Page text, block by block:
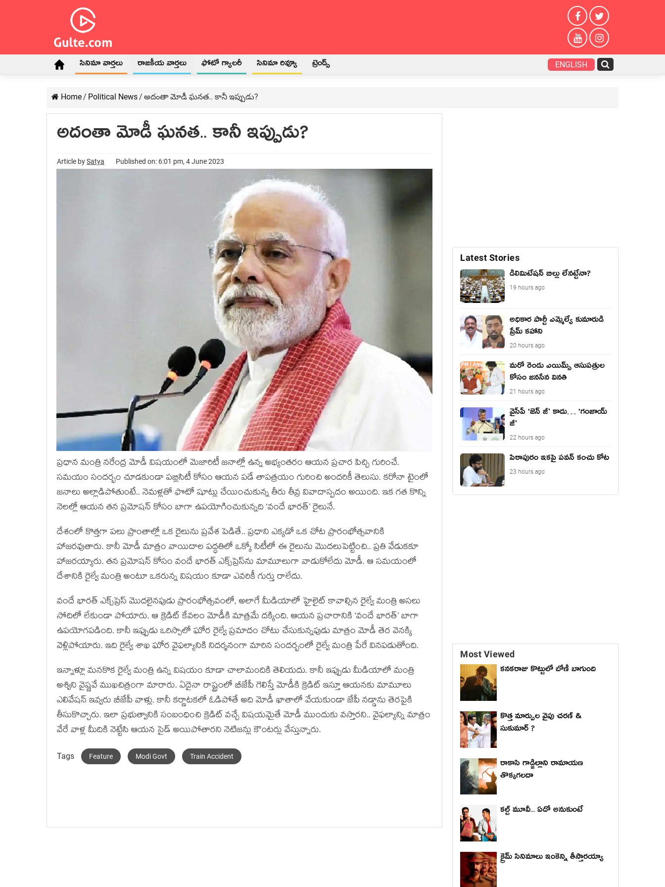
సినిమా వార్తలు రాజకీయ వార్తలు ఫోటో గ్యాలరీ సినిమా రివ్యూ ట్రెండ్స్ ENGLISH
Home/ Political News/ అదంతా మోడీ ఘనత.. కానీ ఇప్పుడు?
అదంతా మోడీ ఘనత.. కానీ ఇప్పుడు?
Article bySatya Published on: 6:01 pm, 4 June 2023
ప్రధాన మంత్రి నరేంద్ర మోడీ విషయంలో మెజారిటీ జనాల్లో ఉన్న అభ్యంతరం ఆయన ప్రచార పిచ్చి గురించే.
సమయం సందర్భం చూడకుండా పబ్లిసిటీ కోసం ఆయన పడే తాపత్రయం గురించి అందరికీ తెలుసు. కరోనా టైంలో
జనాలు అల్లాడిపోతుంటే.. నెమళ్లతో ఫొటో షూట్లు చేయించుకున్న తీరు తీవ్ర వివాదాస్పదం అయింది. ఇక గత కొన్ని
నెలల్లో ఆయన తన ప్రమోషన్ కోసం బాగా ఉపయోగించుకున్నది ‘వందే భారత్’ రైలునే.
దేశంలో కొత్తగా పలు ప్రాంతాల్లో ఒక రైలును ప్రవేశ పెడితే.. ప్రధాని ఎక్కడో ఒక చోట ప్రారంభోత్సవానికి
హాజరవుతారు. కానీ మోడీ మాత్రం వాయిదాల పద్ధతిలో ఒక్కో సిటీలో ఈ రైలును మొదలుపెట్టించి.. ప్రతి వేడుకకూ
హాజరయ్యారు. తన ప్రమోషన్ కోసం వందే భారత్‌ ఎక్స్‌ప్రెస్‌ను మామూలుగా వాడుకోలేదు మోడీ. ఆ సమయంలో
దేశానికి రైల్వే మంత్రి అంటూ ఒకరున్న విషయం కూడా ఎవరికీ గుర్తు రాలేదు.
వందే భారత్ ఎక్స్‌ప్రెస్ మొదలైనపుడు ప్రారంభోత్సవంలో, అలాగే మీడియాలో హైలైట్ కావాల్సిన రైల్వే మంత్రి అసలు
సోదిలో లేకుండా పోయారు. ఆ క్రెడిట్ కేవలం మోడీకి మాత్రమే దక్కింది. ఆయన ప్రచారానికి ‘వందే భారత్’ బాగా
ఉపయోగపడింది. కానీ ఇప్పుడు ఒరిస్సాలో ఘోర రైల్వే ప్రమాదం చోటు చేసుకున్నపుడు మాత్రం మోడీ తెర వెనక్కి
వెళ్లిపోయారు. ఇది రైల్వే శాఖ ఘోర వైఫల్యానికి నిదర్శనంగా మారిన సందర్భంలో రైల్వే మంత్రి పేరే వినపడుతోంది.
ఇన్నాళ్లూ మనకొక రైల్వే మంత్రి ఉన్న విషయం కూడా చాలామందికి తెలియదు. కానీ ఇప్పుడు మీడియాలో మంత్రి
అశ్విని వైష్ణవే ముఖచిత్రంగా మారారు. ఏదైనా రాష్ట్రంలో బీజేపీ గెలిస్తే మోడీకి క్రెడిట్ ఇస్తూ ఆయనకు మామూలు
ఎలివేషన్ ఇవ్వరు బీజేపీ వాళ్లు. కానీ కర్ణాటకలో ఓడిపోతే అది మోడీ ఖాతాలో వేయకుండా జేపీ నడ్డాను తెరపైకి
తీసుకొచ్చారు. ఇలా ప్రభుత్వానికి సంబంధించి క్రెడిట్ వచ్చే విషయమైతే మోడీ ముందుకు వస్తారని.. వైఫల్యాన్ని మాత్రం
వేరే వాళ్ల మీదికి నెట్టేసి ఆయన సైడ్ అయిపోతారని నెటిజన్లు కౌంటర్లు వేస్తున్నారు.
Tags Feature Modi Govt Train Accident
Latest Stories
డీలిమిటేషన్ బిల్లు లేన‌ట్టేనా?
19 hours ago
అధికార పార్టీ ఎమ్మెల్యే కుమారుడి
ప్రేమ్ కహాని
20 hours ago
మరో రెండు ఎయిమ్స్ ఆసుపత్రుల
కోసం జనసేన వినతి
21 hours ago
వైసీపీ ‘జెన్ జీ’ కాదు… ‘గంజాయ్
జీ’
22 hours ago
పిఠాపురం ఇకపై పవన్ కంచు కోట
23 hours ago
Most Viewed
కనకరాజు కొట్టులో బోణీ బాగుంది
కొత్త మార్పుల వైపు చరణ్ &
సుకుమార్ ?
రాకాసి గాడ్జిల్లాని రామాయణ
తొక్కగలదా
కల్ట్ మూవీ... ఏదో అనుకుంటే
క్రైమ్ సినిమాలు ఇంకెన్ని తీస్తారయ్యా